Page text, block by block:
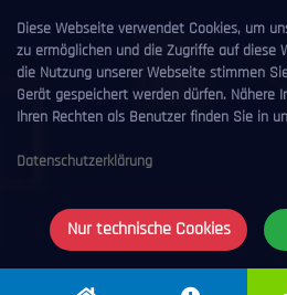
Diese Webseite verwendet Cookies, um
zu ermöglichen und die Zugriffe auf diese
die Nutzung unserer Webseite stimmen
Gerät gespeichert werden dürfen. Nähere
Ihren Rechten als Benutzer finden Sie in
Datenschutzerklärung
Nur technische Cookies